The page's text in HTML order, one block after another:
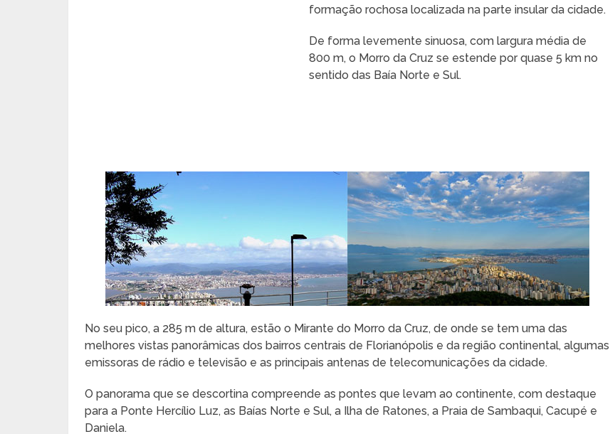
formação rochosa localizada na parte insular da cidade.
De forma levemente sinuosa, com largura média de
800 m, o Morro da Cruz se estende por quase 5 km no
sentido das Baía Norte e Sul.
No seu pico, a 285 m de altura, estão o Mirante do Morro da Cruz, de onde se tem uma das
melhores vistas panorâmicas dos bairros centrais de Florianópolis e da região continental, algumas
emissoras de rádio e televisão e as principais antenas de telecomunicações da cidade.
O panorama que se descortina compreende as pontes que levam ao continente, com destaque
para a Ponte Hercílio Luz, as Baías Norte e Sul, a Ilha de Ratones, a Praia de Sambaqui, Cacupé e
Daniela.